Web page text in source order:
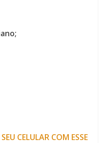
CELULAR COM ESSE